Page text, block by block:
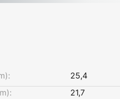
25,4
21,7